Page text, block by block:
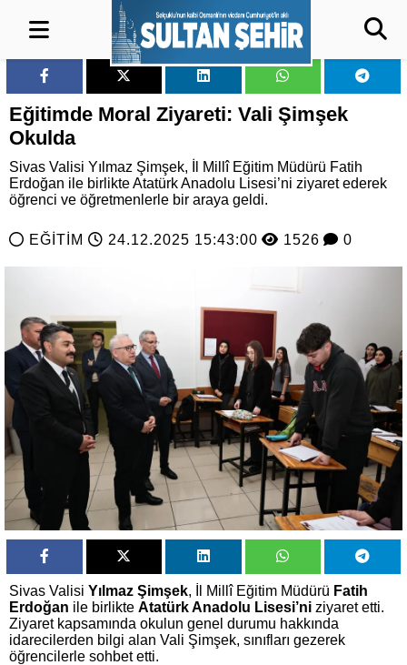
Eğitimde Moral Ziyareti: Vali Şimşek
Okulda
Sivas Valisi Yılmaz Şimşek, İl Millî Eğitim Müdürü Fatih
Erdoğan ile birlikte Atatürk Anadolu Lisesi’ni ziyaret ederek
öğrenci ve öğretmenlerle bir araya geldi.
EĞİTİM 24.12.2025 15:43:00 1526 0
Sivas Valisi Yılmaz Şimşek, İl Millî Eğitim Müdürü Fatih
Erdoğan ile birlikte Atatürk Anadolu Lisesi’ni ziyaret etti.
Ziyaret kapsamında okulun genel durumu hakkında
idarecilerden bilgi alan Vali Şimşek, sınıfları gezerek
öğrencilerle sohbet etti.